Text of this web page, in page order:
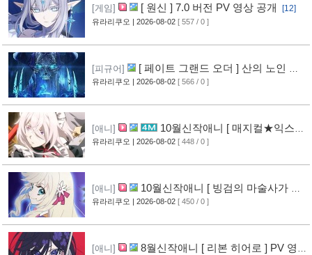
[게임] [ 원신 ] 7.0 버전 PV 영상 공개 [12]
유라리쿠오 | 2026-08-02 [ 557 / 0 ]
[피규어]
[ 페이트 그랜드 오더 ] 산의 노인 신
작 피규어 공개 [16]
유라리쿠오 | 2026-08-02 [ 566 / 0 ]
[애니]
10월신작애니 [ 매지컬★익스플
로러 ] PV 영상 공개 [11]
유라리쿠오 | 2026-08-02 [ 448 / 0 ]
[애니]
10월신작애니 [ 빙검의 마술사가 세
계를 다스린다 ] 2기 PV 영상 공개
유라리쿠오 | 2026-08-02 [ 450 / 0 ]
[애니]
8월신작애니 [ 리본 히어로 ] PV 영